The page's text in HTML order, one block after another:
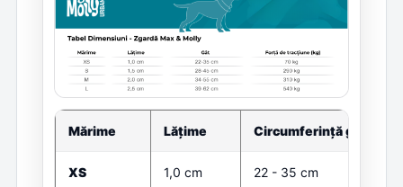
Mărime Lățime Circumferință gât
XS 1,0 cm 22 - 35 cm